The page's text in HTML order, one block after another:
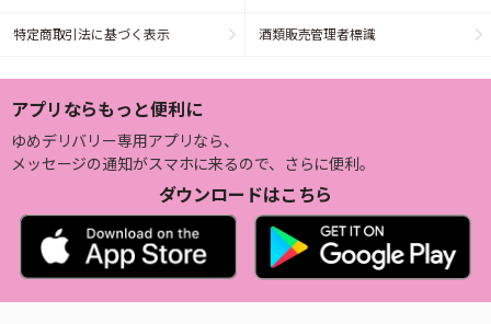
特定商取引法に基づく表示 酒類販売管理者標識
アプリならもっと便利に
ゆめデリバリー専用アプリなら、
メッセージの通知がスマホに来るので、さらに便利。
ダウンロードはこちら